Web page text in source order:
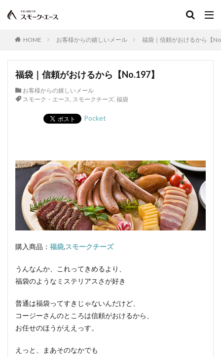
湿度
無菌包装
サワーハム
グルタミン酸ナトリウム
グルテン
コラーゲン
混合ソーセージ
混合プレスハム
コンビーフ
サウザンホットソーセージ
食肉加工品
食肉食鳥処理加工業
焼き加減
ボジョレー
ウォータリーポーク
カッター
サイレントカッター
くん煙室
くん煙発生機
殺菌釜
殺菌灯
ショートホーン
グリーンリング
ジャージー 若齢肥育
しゃも
シュバルツベルダーブラスト
ショートカットハム
ショートプレート
ボジョレーセット
鶏ガーリックフランク
HOME お客様からの嬉しいメール 福袋｜信頼がおけるから【
福袋｜信頼がおけるから【No.197】
お客様からの嬉しいメール
スモーク・エース, スモークチーズ, 福袋
Pocket
購入商品： 福袋,スモークチーズ
うんなんか、これってきめるより、
福袋のようなミステリアスさが好き
普通は福袋ってすきじゃないんだけど、
コージーさんのところは信頼がおけるから、
お任せのほうがええっす。
えっと、まあそのなかでも